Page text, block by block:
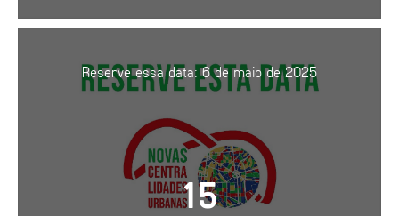
Reserve essa data: 6 de maio de 2025
15